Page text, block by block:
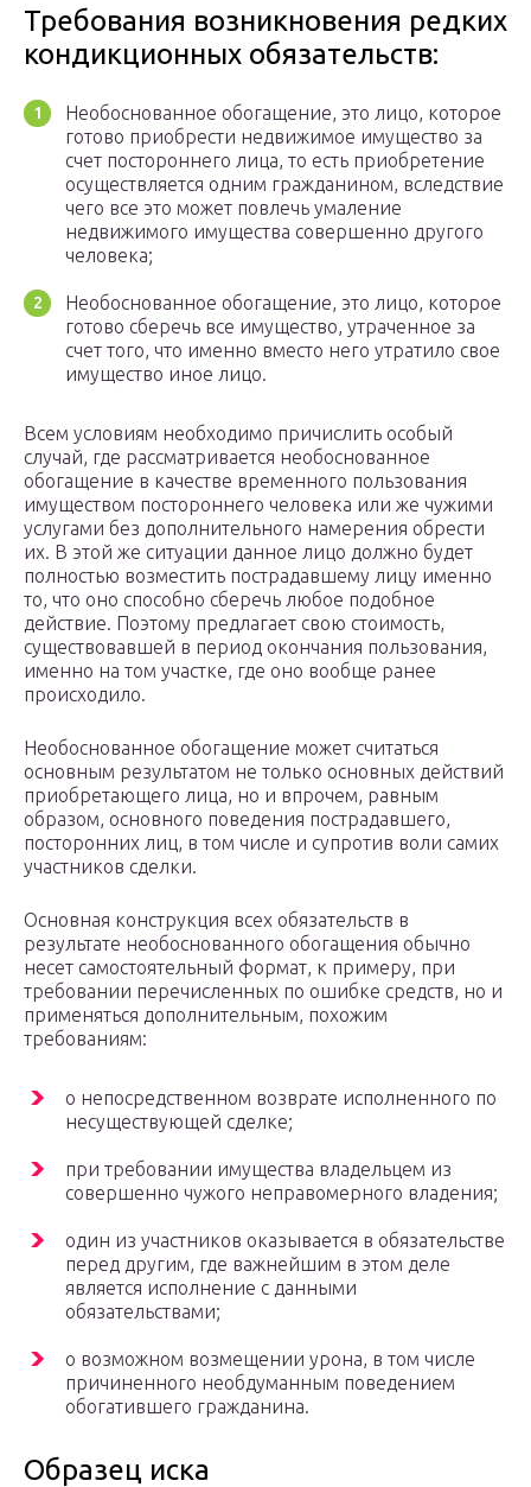
Требования возникновения редких
кондикционных обязательств:
Необоснованное обогащение, это лицо, которое
готово приобрести недвижимое имущество за
счет постороннего лица, то есть приобретение
осуществляется одним гражданином, вследствие
чего все это может повлечь умаление
недвижимого имущества совершенно другого
человека;
Необоснованное обогащение, это лицо, которое
готово сберечь все имущество, утраченное за
счет того, что именно вместо него утратило свое
имущество иное лицо.
Всем условиям необходимо причислить особый
случай, где рассматривается необоснованное
обогащение в качестве временного пользования
имуществом постороннего человека или же чужими
услугами без дополнительного намерения обрести
их. В этой же ситуации данное лицо должно будет
полностью возместить пострадавшему лицу именно
то, что оно способно сберечь любое подобное
действие. Поэтому предлагает свою стоимость,
существовавшей в период окончания пользования,
именно на том участке, где оно вообще ранее
происходило.
Необоснованное обогащение может считаться
основным результатом не только основных действий
приобретающего лица, но и впрочем, равным
образом, основного поведения пострадавшего,
посторонних лиц, в том числе и супротив воли самих
участников сделки.
Основная конструкция всех обязательств в
результате необоснованного обогащения обычно
несет самостоятельный формат, к примеру, при
требовании перечисленных по ошибке средств, но и
применяться дополнительным, похожим
требованиям:
о непосредственном возврате исполненного по
несуществующей сделке;
при требовании имущества владельцем из
совершенно чужого неправомерного владения;
один из участников оказывается в обязательстве
перед другим, где важнейшим в этом деле
является исполнение с данными
обязательствами;
о возможном возмещении урона, в том числе
причиненного необдуманным поведением
обогатившего гражданина.
Образец иска